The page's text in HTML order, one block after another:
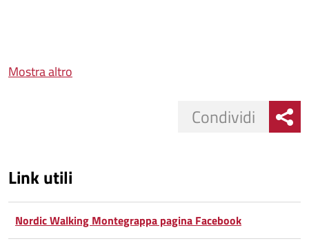
Mostra altro
Condividi
Link utili
Nordic Walking Montegrappa pagina Facebook